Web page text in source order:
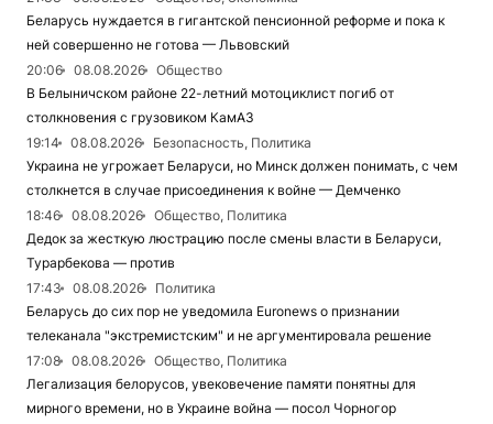
Беларусь нуждается в гигантской пенсионной реформе и пока к
ней совершенно не готова — Львовский
20:06
08.08.2026
Общество
В Белыничском районе 22-летний мотоциклист погиб от
столкновения с грузовиком КамАЗ
19:14
08.08.2026
Безопасность, Политика
Украина не угрожает Беларуси, но Минск должен понимать, с чем
столкнется в случае присоединения к войне — Демченко
18:46
08.08.2026
Общество, Политика
Дедок за жесткую люстрацию после смены власти в Беларуси,
Турарбекова — против
17:43
08.08.2026
Политика
Беларусь до сих пор не уведомила Euronews о признании
телеканала "экстремистским" и не аргументировала решение
17:08
08.08.2026
Общество, Политика
Легализация белорусов, увековечение памяти понятны для
мирного времени, но в Украине война — посол Чорногор